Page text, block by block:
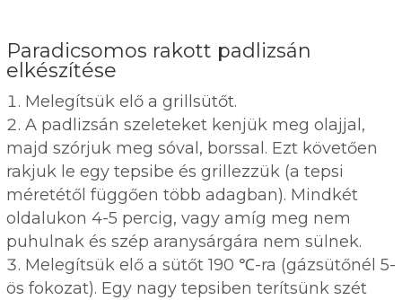
Paradicsomos rakott padlizsán
elkészítése
Melegítsük elő a grillsütőt.
A padlizsán szeleteket kenjük meg olajjal,
majd szórjuk meg sóval, borssal. Ezt követően
rakjuk le egy tepsibe és grillezzük (a tepsi
méretétől függően több adagban). Mindkét
oldalukon 4-5 percig, vagy amíg meg nem
puhulnak és szép aranysárgára nem sülnek.
Melegítsük elő a sütőt 190 ℃-ra (gázsütőnél 5-
ös fokozat). Egy nagy tepsiben terítsünk szét